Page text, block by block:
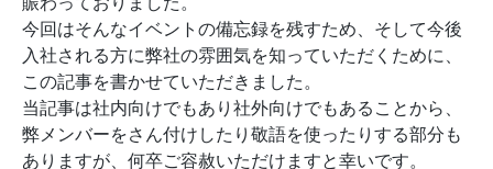
今回はそんなイベントの備忘録を残すため、そして今後
入社される方に弊社の雰囲気を知っていただくために、
この記事を書かせていただきました。
当記事は社内向けでもあり社外向けでもあることから、
弊メンバーをさん付けしたり敬語を使ったりする部分も
ありますが、何卒ご容赦いただけますと幸いです。